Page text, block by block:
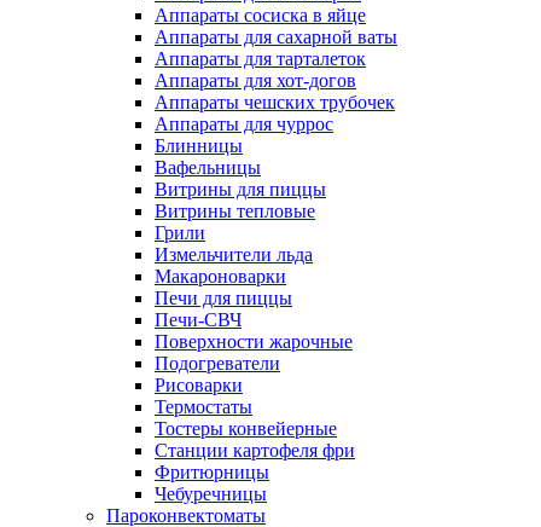
Аппараты сосиска в яйце
Аппараты для сахарной ваты
Аппараты для тарталеток
Аппараты для хот-догов
Аппараты чешских трубочек
Аппараты для чуррос
Блинницы
Вафельницы
Витрины для пиццы
Витрины тепловые
Грили
Измельчители льда
Макароноварки
Печи для пиццы
Печи-СВЧ
Поверхности жарочные
Подогреватели
Рисоварки
Термостаты
Тостеры конвейерные
Станции картофеля фри
Фритюрницы
Чебуречницы
Пароконвектоматы